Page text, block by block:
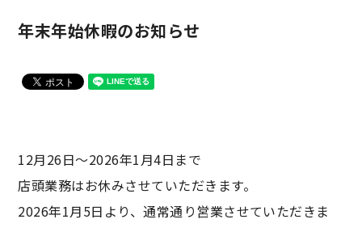
年末年始休暇のお知らせ
12月26日～2026年1月4日まで
店頭業務はお休みさせていただきます。
2026年1月5日より、通常通り営業させていただきま